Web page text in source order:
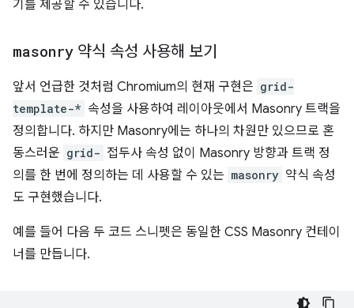
기를 제공할 수 있습니다.
masonry 약식 속성 사용해 보기
앞서 언급한 것처럼 Chromium의 현재 구현은 grid-
template-* 속성을 사용하여 레이아웃에서 Masonry 트랙을
정의합니다. 하지만 Masonry에는 하나의 차원만 있으므로 혼
동스러운 grid- 접두사 속성 없이 Masonry 방향과 트랙 정
의를 한 번에 정의하는 데 사용할 수 있는 masonry 약식 속성
도 구현했습니다.
예를 들어 다음 두 코드 스니펫은 동일한 CSS Masonry 컨테이
너를 만듭니다.